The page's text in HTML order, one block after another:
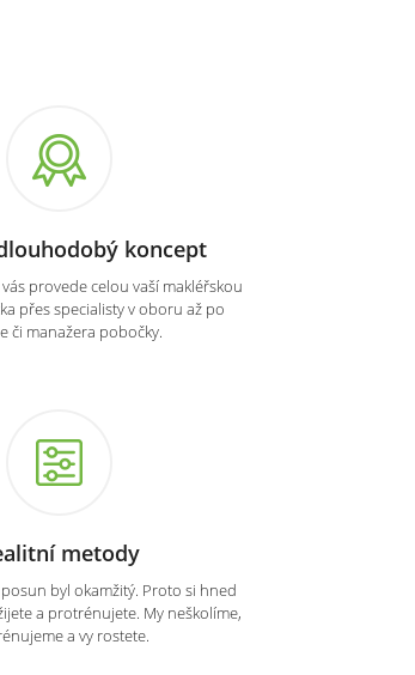
koncept
provede celou vaší makléřskou
přes specialisty v oboru až po
či manažera pobočky.
metody
byl okamžitý. Proto si hned
a protrénujete. My neškolíme,
a vy rostete.